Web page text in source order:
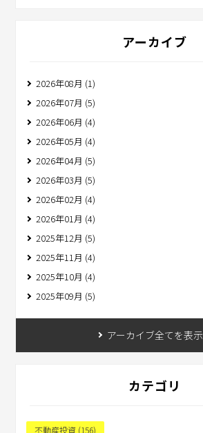
アーカイブ
2026年08月 (1)
2026年07月 (5)
2026年06月 (4)
2026年05月 (4)
2026年04月 (5)
2026年03月 (5)
2026年02月 (4)
2026年01月 (4)
2025年12月 (5)
2025年11月 (4)
2025年10月 (4)
2025年09月 (5)
アーカイブ全てを表示
カテゴリ
不動産投資 (156)